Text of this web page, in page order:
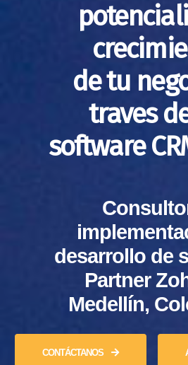
de tu
traves
software
desarrollo de
Partner
Medellín,
CONTÁCTANOS